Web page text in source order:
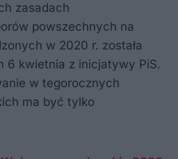
zasadach
powszechnych na
w 2020 r. została
6 kwietnia z inicjatywy PiS.
w tegorocznych
ma być tylko